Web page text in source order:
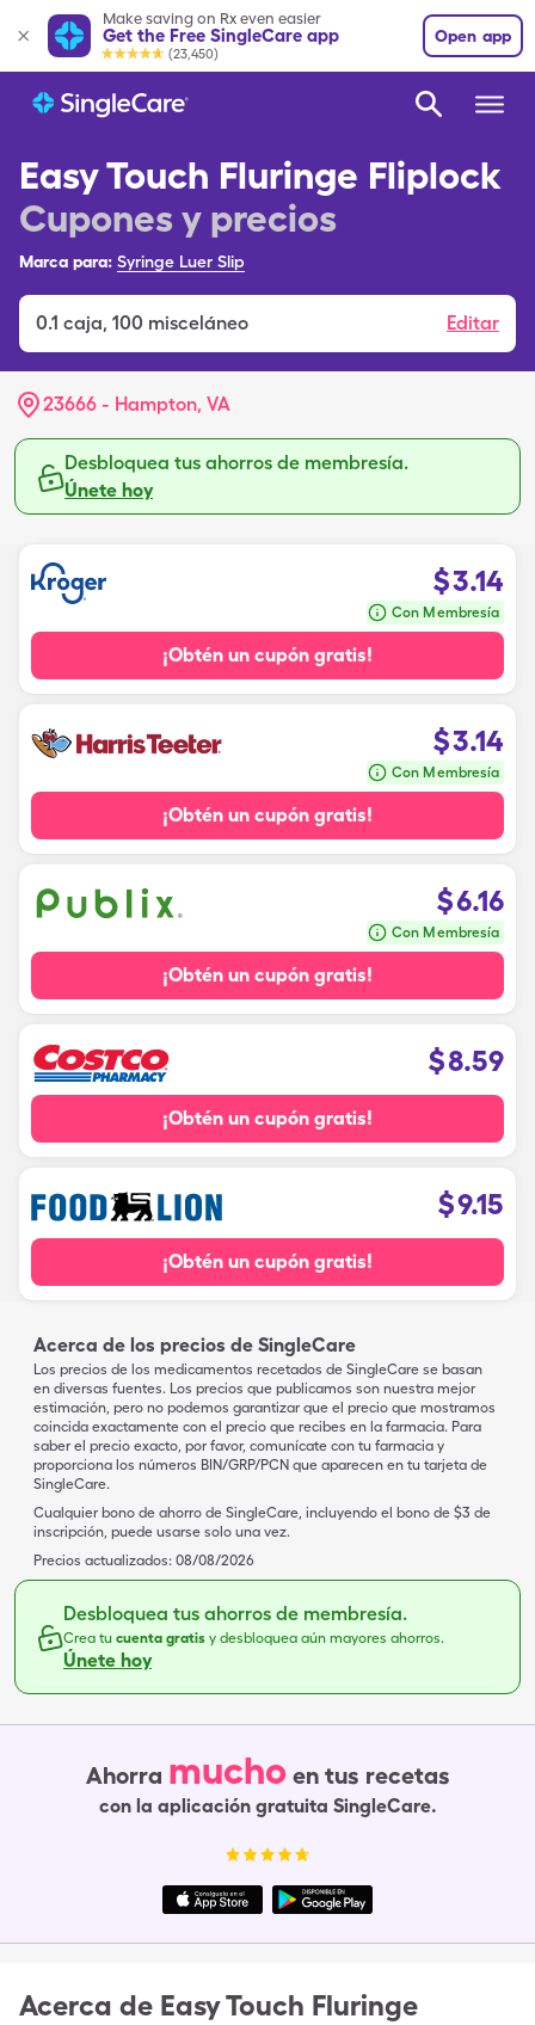
Make saving on Rx even easier
Get the Free SingleCare app
(23,450)
Open app
Easy Touch Fluringe Fliplock
Cupones y precios
Marca para: Syringe Luer Slip
0.1 caja, 100 misceláneo Editar
23666 - Hampton, VA
Desbloquea tus ahorros de membresía.
Únete hoy
$3.14
Con Membresía
¡Obtén un cupón gratis!
$3.14
Con Membresía
¡Obtén un cupón gratis!
$6.16
Con Membresía
¡Obtén un cupón gratis!
$8.59
¡Obtén un cupón gratis!
$9.15
¡Obtén un cupón gratis!
Acerca de los precios de SingleCare
Los precios de los medicamentos recetados de SingleCare se basan
en diversas fuentes. Los precios que publicamos son nuestra mejor
estimación, pero no podemos garantizar que el precio que mostramos
coincida exactamente con el precio que recibes en la farmacia. Para
saber el precio exacto, por favor, comunícate con tu farmacia y
proporciona los números BIN/GRP/PCN que aparecen en tu tarjeta de
SingleCare.
Cualquier bono de ahorro de SingleCare, incluyendo el bono de $3 de
inscripción, puede usarse solo una vez.
Precios actualizados: 08/08/2026
Desbloquea tus ahorros de membresía.
Crea tu cuenta gratis y desbloquea aún mayores ahorros.
Únete hoy
Ahorra mucho en tus recetas
con la aplicación gratuita SingleCare.
Acerca de Easy Touch Fluringe